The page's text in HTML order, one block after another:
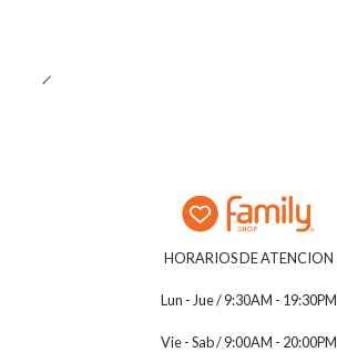
HORARIOS DE ATENCION
Lun - Jue / 9:30AM - 19:30PM
Vie - Sab / 9:00AM - 20:00PM